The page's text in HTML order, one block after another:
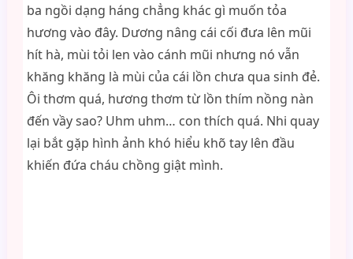
ba ngồi dạng háng chẳng khác gì muốn tỏa
hương vào đây. Dương nâng cái cối đưa lên mũi
hít hà, mùi tỏi len vào cánh mũi nhưng nó vẫn
khăng khăng là mùi của cái lồn chưa qua sinh đẻ.
Ôi thơm quá, hương thơm từ lồn thím nồng nàn
đến vầy sao? Uhm uhm… con thích quá. Nhi quay
lại bắt gặp hình ảnh khó hiểu khõ tay lên đầu
khiến đứa cháu chồng giật mình.